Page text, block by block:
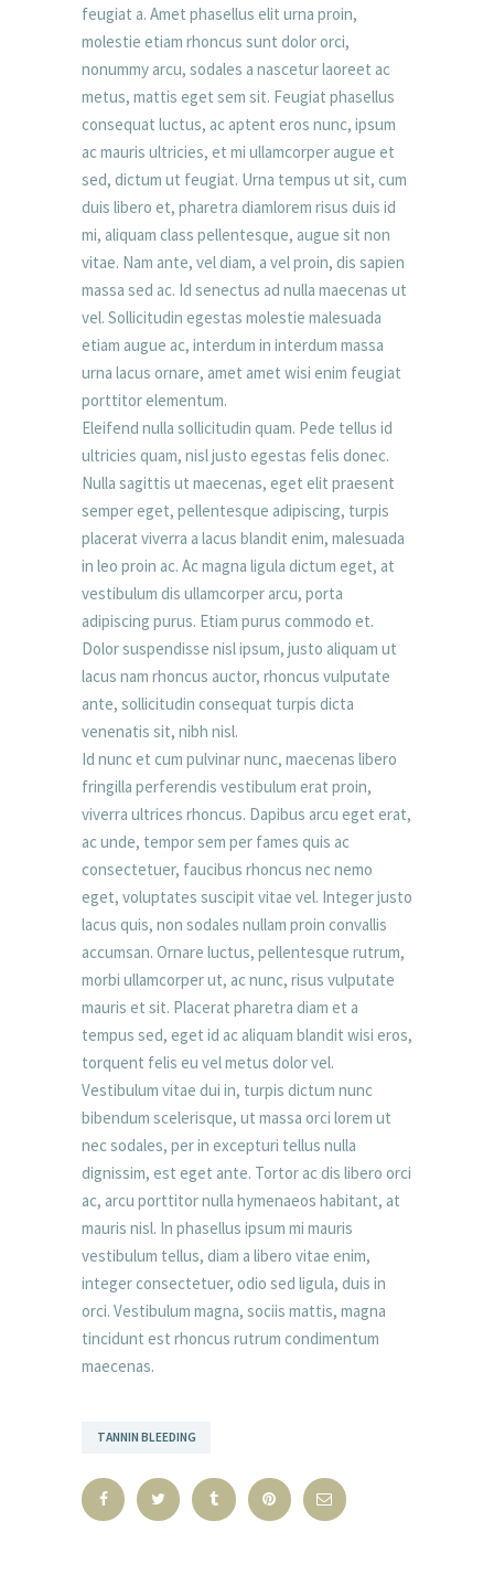
feugiat a. Amet phasellus elit urna proin,
molestie etiam rhoncus sunt dolor orci,
nonummy arcu, sodales a nascetur laoreet ac
metus, mattis eget sem sit. Feugiat phasellus
consequat luctus, ac aptent eros nunc, ipsum
ac mauris ultricies, et mi ullamcorper augue et
sed, dictum ut feugiat. Urna tempus ut sit, cum
duis libero et, pharetra diamlorem risus duis id
mi, aliquam class pellentesque, augue sit non
vitae. Nam ante, vel diam, a vel proin, dis sapien
massa sed ac. Id senectus ad nulla maecenas ut
vel. Sollicitudin egestas molestie malesuada
etiam augue ac, interdum in interdum massa
urna lacus ornare, amet amet wisi enim feugiat
porttitor elementum.
Eleifend nulla sollicitudin quam. Pede tellus id
ultricies quam, nisl justo egestas felis donec.
Nulla sagittis ut maecenas, eget elit praesent
semper eget, pellentesque adipiscing, turpis
placerat viverra a lacus blandit enim, malesuada
in leo proin ac. Ac magna ligula dictum eget, at
vestibulum dis ullamcorper arcu, porta
adipiscing purus. Etiam purus commodo et.
Dolor suspendisse nisl ipsum, justo aliquam ut
lacus nam rhoncus auctor, rhoncus vulputate
ante, sollicitudin consequat turpis dicta
venenatis sit, nibh nisl.
Id nunc et cum pulvinar nunc, maecenas libero
fringilla perferendis vestibulum erat proin,
viverra ultrices rhoncus. Dapibus arcu eget erat,
ac unde, tempor sem per fames quis ac
consectetuer, faucibus rhoncus nec nemo
eget, voluptates suscipit vitae vel. Integer justo
lacus quis, non sodales nullam proin convallis
accumsan. Ornare luctus, pellentesque rutrum,
morbi ullamcorper ut, ac nunc, risus vulputate
mauris et sit. Placerat pharetra diam et a
tempus sed, eget id ac aliquam blandit wisi eros,
torquent felis eu vel metus dolor vel.
Vestibulum vitae dui in, turpis dictum nunc
bibendum scelerisque, ut massa orci lorem ut
nec sodales, per in excepturi tellus nulla
dignissim, est eget ante. Tortor ac dis libero orci
ac, arcu porttitor nulla hymenaeos habitant, at
mauris nisl. In phasellus ipsum mi mauris
vestibulum tellus, diam a libero vitae enim,
integer consectetuer, odio sed ligula, duis in
orci. Vestibulum magna, sociis mattis, magna
tincidunt est rhoncus rutrum condimentum
maecenas.
TANNIN BLEEDING